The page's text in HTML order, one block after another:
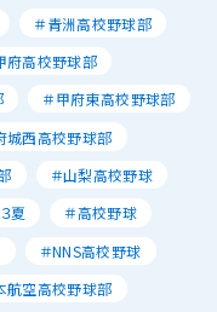
＃青洲高校野球部
府高校野球部
＃甲府東高校野球部
城西高校野球部
＃山梨高校野球
夏
＃高校野球
＃NNS高校野球
航空高校野球部